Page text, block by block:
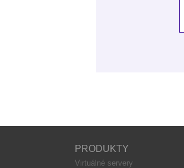
PRODUKTY
Virtuálné servery